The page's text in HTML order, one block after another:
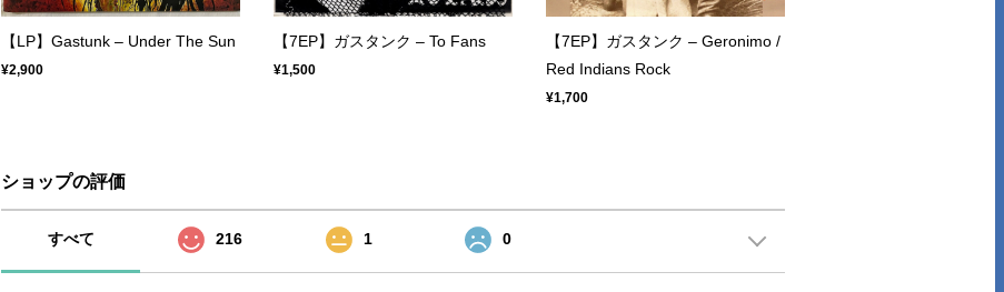
【LP】Gastunk – Under The Sun
¥2,900
【7EP】ガスタンク – To Fans
¥1,500
【7EP】ガスタンク – Geronimo /
Red Indians Rock
¥1,700
ショップの評価
すべて 216 1 0